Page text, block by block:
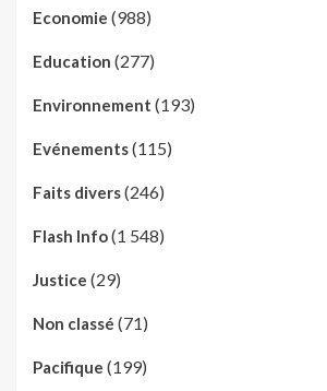
Economie (988)
Education (277)
Environnement (193)
Evénements(115)
Faits divers(246)
Flash Info(1 548)
Justice (29)
Non classé (71)
Pacifique (199)